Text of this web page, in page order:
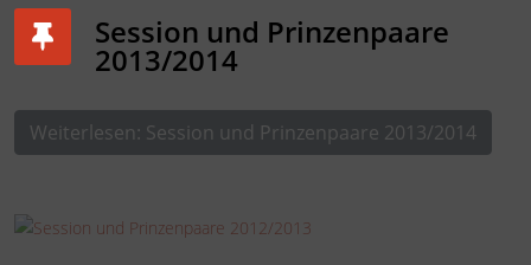
Session und Prinzenpaare
2013/2014
Weiterlesen: Session und Prinzenpaare 2013/2014